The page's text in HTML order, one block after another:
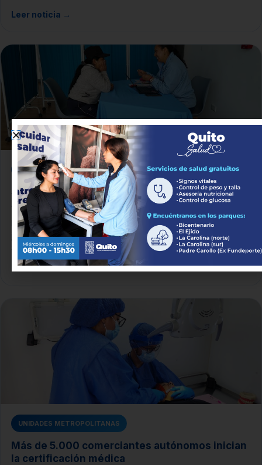
Leer noticia →
SALUD COMUNITARIA
San Juan de Calderón recibe la Súper Feria de
Salud y Bienestar
En el corazón de San Juan de Calderón, el sábado 25 de
julio, a partir de las 09h00, la Súper Feria Municipal “Quito
Sal...
Leer noticia →
UNIDADES METROPOLITANAS
Más de 5.000 comerciantes autónomos inician
la certificación médica